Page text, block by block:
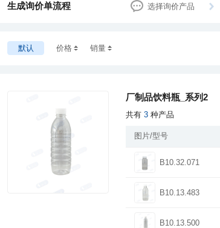
生成询价单流程 选择询价产品
默认 价格 销量
厂制品饮料瓶_系列2
共有 3 种产品
图片/型号
B10.32.071
B10.13.483
B10.13.500